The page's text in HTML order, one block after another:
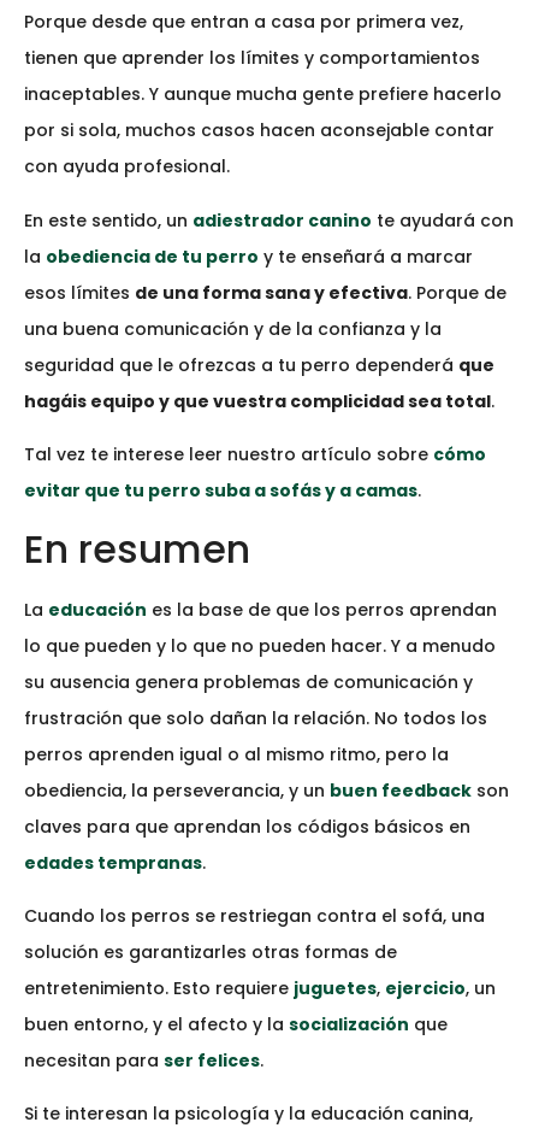
Porque desde que entran a casa por primera vez,
tienen que aprender los límites y comportamientos
inaceptables. Y aunque mucha gente prefiere hacerlo
por si sola, muchos casos hacen aconsejable contar
con ayuda profesional.
En este sentido, un adiestrador canino te ayudará con
la obediencia de tu perro y te enseñará a marcar
esos límites de una forma sana y efectiva. Porque de
una buena comunicación y de la confianza y la
seguridad que le ofrezcas a tu perro dependerá que
hagáis equipo y que vuestra complicidad sea total.
Tal vez te interese leer nuestro artículo sobre cómo
evitar que tu perro suba a sofás y a camas.
En resumen
La educación es la base de que los perros aprendan
lo que pueden y lo que no pueden hacer. Y a menudo
su ausencia genera problemas de comunicación y
frustración que solo dañan la relación. No todos los
perros aprenden igual o al mismo ritmo, pero la
obediencia, la perseverancia, y un buen feedback son
claves para que aprendan los códigos básicos en
edades tempranas.
Cuando los perros se restriegan contra el sofá, una
solución es garantizarles otras formas de
entretenimiento. Esto requiere juguetes, ejercicio, un
buen entorno, y el afecto y la socialización que
necesitan para ser felices.
Si te interesan la psicología y la educación canina,